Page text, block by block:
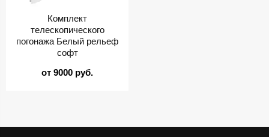
Комплект
телескопического
погонажа Белый рельеф
софт
от 9000 руб.